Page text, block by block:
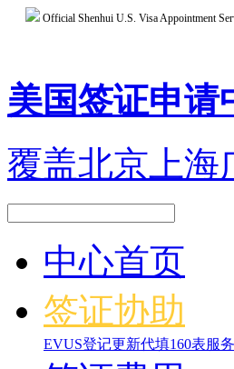
Official Shenhui U.S. Visa Appointment
美国签证申请
覆盖北京上海
中心首页
签证协助
EVUS登记更新代填160表服务